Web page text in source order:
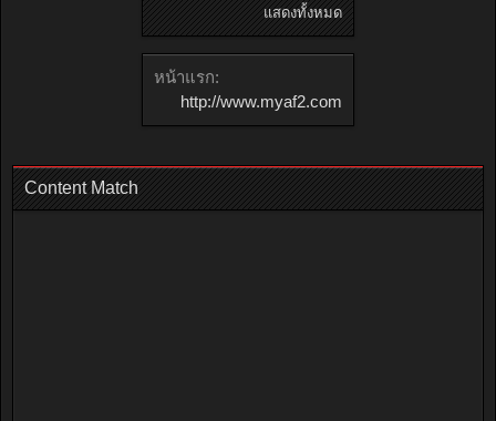
แสดงทั้งหมด
หน้าแรก:
http://www.myaf2.com
Content Match